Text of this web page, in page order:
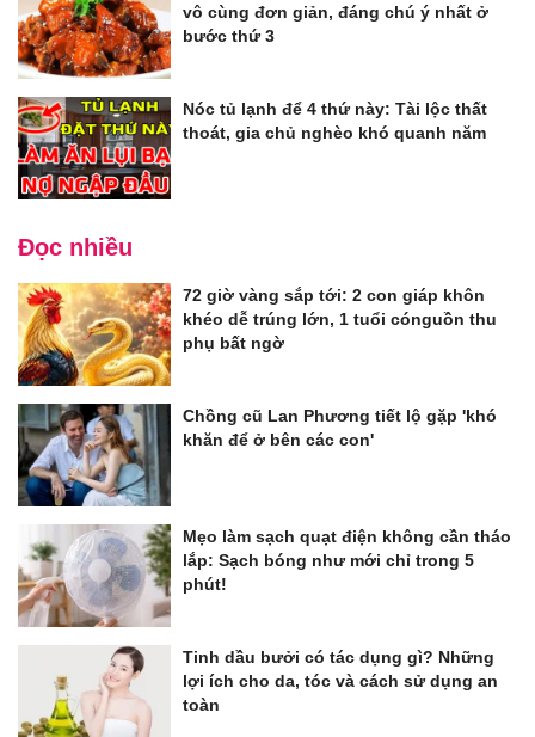
vô cùng đơn giản, đáng chú ý nhất ở
bước thứ 3
Nóc tủ lạnh để 4 thứ này: Tài lộc thất
thoát, gia chủ nghèo khó quanh năm
Đọc nhiều
72 giờ vàng sắp tới: 2 con giáp khôn
khéo dễ trúng lớn, 1 tuổi cónguồn thu
phụ bất ngờ
Chồng cũ Lan Phương tiết lộ gặp 'khó
khăn để ở bên các con'
Mẹo làm sạch quạt điện không cần tháo
lắp: Sạch bóng như mới chỉ trong 5
phút!
Tinh dầu bưởi có tác dụng gì? Những
lợi ích cho da, tóc và cách sử dụng an
toàn